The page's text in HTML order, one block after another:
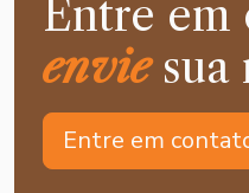
Entre em
enviesua
Entre em